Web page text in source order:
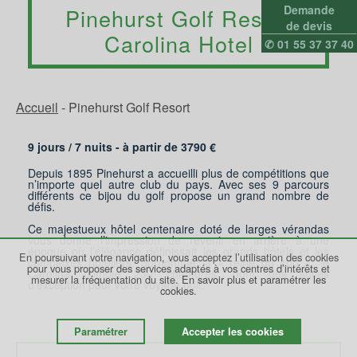
Demande
de devis
✆ 01 55 37 37 40
Pinehurst Golf Resort
Carolina Hotel
Accueil - Pinehurst Golf Resort
9 jours / 7 nuits - à partir de 3790 €
Depuis 1895 Pinehurst a accueilli plus de compétitions que
n’importe quel autre club du pays. Avec ses 9 parcours
différents ce bijou du golf propose un grand nombre de
défis.
Ce majestueux hôtel centenaire doté de larges vérandas
vous donne l’impression de revenir en arrière à une
époque où l’élégance définissait les grands hôtels et les
complexes hôteliers. Surnommé la « reine du sud », le
Carolina compte 230 chambres, dont des suites
d’exception pour votre voyage golf.
En poursuivant votre navigation, vous acceptez l’utilisation des cookies
pour vous proposer des services adaptés à vos centres d’intérêts et
mesurer la fréquentation du site. En savoir plus et paramétrer les
cookies.
Paramétrer Accepter les cookies